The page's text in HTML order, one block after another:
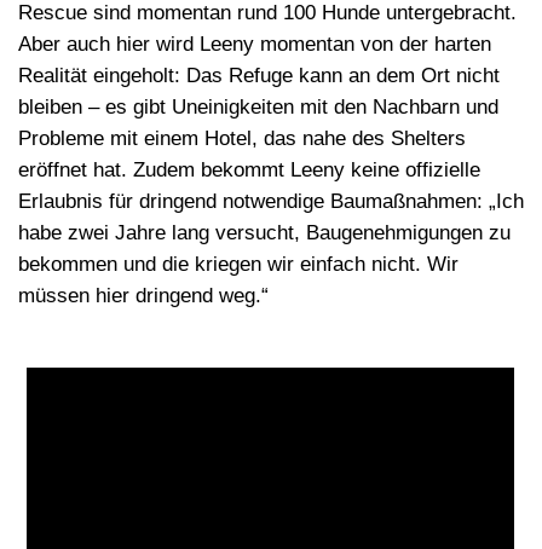
Rescue sind momentan rund 100 Hunde untergebracht.
Aber auch hier wird Leeny momentan von der harten
Realität eingeholt: Das Refuge kann an dem Ort nicht
bleiben – es gibt Uneinigkeiten mit den Nachbarn und
Probleme mit einem Hotel, das nahe des Shelters
eröffnet hat. Zudem bekommt Leeny keine offizielle
Erlaubnis für dringend notwendige Baumaßnahmen: „Ich
habe zwei Jahre lang versucht, Baugenehmigungen zu
bekommen und die kriegen wir einfach nicht. Wir
müssen hier dringend weg.“